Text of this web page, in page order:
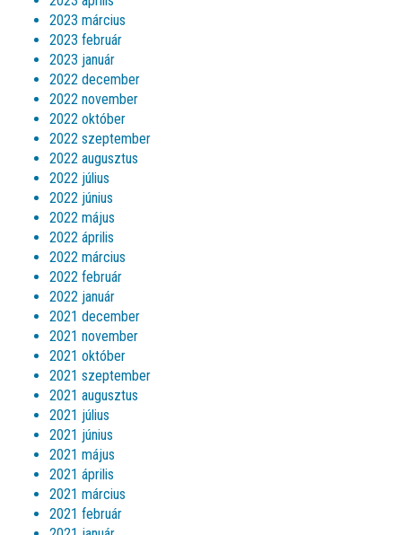
2023 március
2023 február
2023 január
2022 december
2022 november
2022 október
2022 szeptember
2022 augusztus
2022 július
2022 június
2022 május
2022 április
2022 március
2022 február
2022 január
2021 december
2021 november
2021 október
2021 szeptember
2021 augusztus
2021 július
2021 június
2021 május
2021 április
2021 március
2021 február